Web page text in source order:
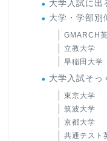
大学入試に出
大学・学部別
GMARCH
立教大学
早稲田大学
大学入試そっ
東京大学
筑波大学
京都大学
共通テスト